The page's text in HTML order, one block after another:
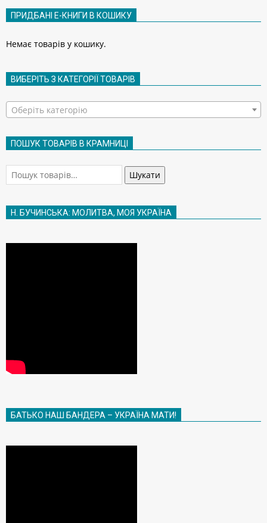
ПРИДБАНІ Е-КНИГИ В КОШИКУ
Немає товарів у кошику.
ВИБЕРІТЬ З КАТЕГОРІЇ ТОВАРІВ
Оберіть категорію
ПОШУК ТОВАРІВ В КРАМНИЦІ
Шукати: Шукати
Н. БУЧИНСЬКА: МОЛИТВА, МОЯ УКРАЇНА
БАТЬКО НАШ БАНДЕРА – УКРАЇНА МАТИ!